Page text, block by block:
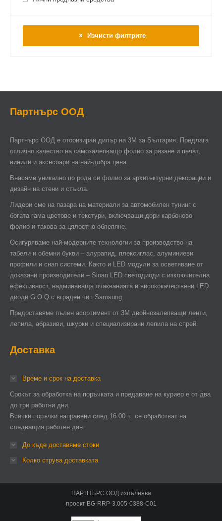
Изчисти филтрите
Партнърс ООД
Партнърс ООД e оторизиран дилър на 3М за България. Предлага
отлично качество на самозалепващо фолио за рязане и печат,
винили и аксесоари на най-добра цена.
Внасяме уникално по рода си фолио за архитектурни декорации и
дизайн на стени и стъкла.
Лидери сме на пазара на материали за автомобилен тунинг с
богата гама цветове и текстури, включващи дори карбоново
фолио и такова за цялостно облепяне.
Осигуряваме най-модерните технологии за производство на
табели и обемни букви – алурапид, плексиглас, алуминиеви
профили и снап системи. Както и LED модули за осветяване от
доказани производители – Sloan LED светодиоди с изключителна
ефективност, надминаваща очакванията и висококачествени LED
диоди G.O.Q с вграден чип Samsung.
Предоставяме пълен асортимент от 3М двойнозалепващи ленти,
лепила, абразиви, шкурки и специализирани лепила на спрей.
Доставка
Време и срок на доставка
Срокът за обработка на поръчката и предаване на куриер е от два
до три работни дни.
Всички поръчки направени след 16:00 ч. се обработват на
следващия работен ден.
До къде доставяме стоки
Колко струва доставката
ПАРТНЪРС ООД изпълнява
проект BG-RRP-3.005-0388-C01